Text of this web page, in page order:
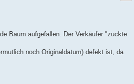
Baum aufgefallen. Der Verkäufer "zuckte
noch Originaldatum) defekt ist, da